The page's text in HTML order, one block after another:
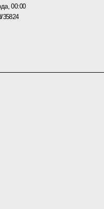
00:00
35824